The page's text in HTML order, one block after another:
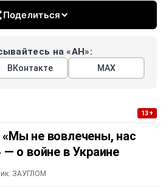
Поделиться
на «АН»:
ВКонтакте МАХ
13+
не вовлечены, нас
о войне в Украине
ЗАУГЛОМ